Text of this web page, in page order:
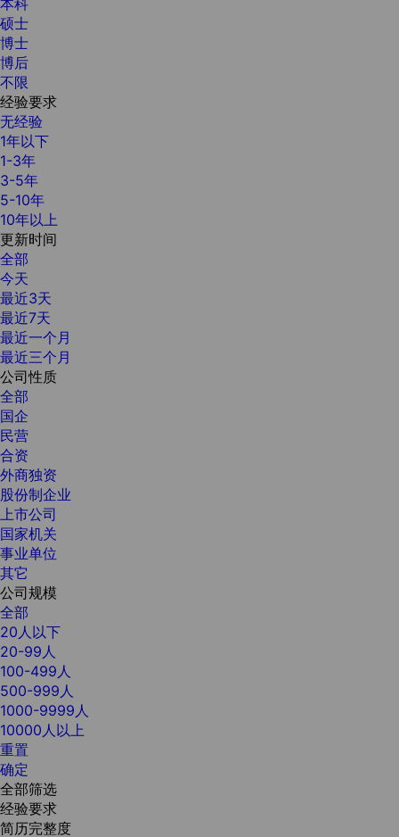
硕士
博士
博后
不限
经验要求
无经验
1年以下
1-3年
3-5年
5-10年
10年以上
更新时间
全部
今天
最近3天
最近7天
最近一个月
最近三个月
公司性质
全部
国企
民营
合资
外商独资
股份制企业
上市公司
国家机关
事业单位
其它
公司规模
全部
20人以下
20-99人
100-499人
500-999人
1000-9999人
10000人以上
重置
确定
全部筛选
经验要求
简历完整度